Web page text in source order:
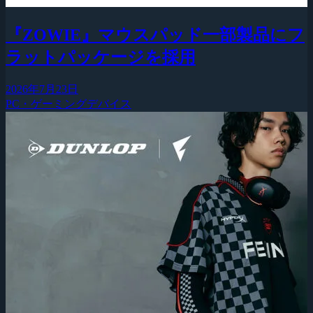
『ZOWIE』マウスパッド一部製品にフ
ラットパッケージを採用
2026年7月23日
PC・ゲーミングデバイス